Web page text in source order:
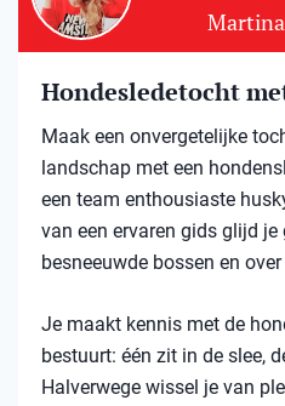
Hondesledetocht
Maak een onvergetelijke
landschap met een
een team enthousiaste
van een ervaren gids glijd
besneeuwde bossen en
Je maakt kennis met de
bestuurt: één zit in de slee,
Halverwege wissel je van